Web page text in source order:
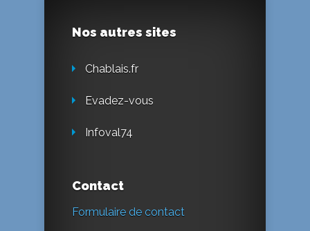
Nos autres sites
Chablais.fr
Evadez-vous
Infoval74
Contact
Formulaire de contact